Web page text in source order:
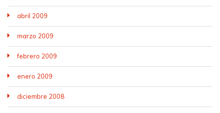
abril 2009
marzo 2009
febrero 2009
enero 2009
diciembre 2008